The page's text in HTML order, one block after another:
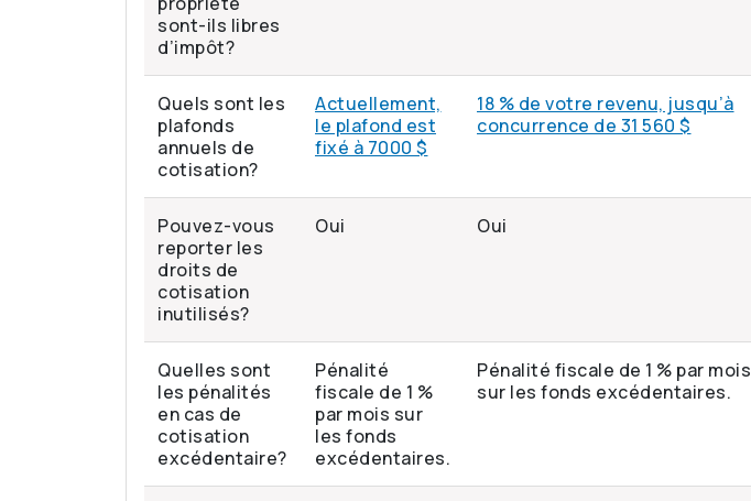
sont-ils libres
d’impôt?
Quels sont les
plafonds
annuels de
cotisation?
Actuellement,
le plafond est
fixé à 7000 $
18 % de votre revenu, jusqu’à
concurrence de 31 560 $
Pouvez-vous
reporter les
droits de
cotisation
inutilisés?
Oui Oui
Quelles sont
les pénalités
en cas de
cotisation
excédentaire?
Pénalité
fiscale de 1 %
par mois sur
les fonds
excédentaires.
Pénalité fiscale de 1 % par mois
sur les fonds excédentaires.